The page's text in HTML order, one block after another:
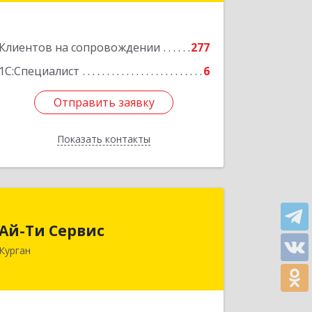
Клиентов на сопровождении
277
1С:Специалист
6
Отправить заявку
Показать контакты
Подробнее
Отправить заявку
Назад
Ти Сервис
Курган
640032, Курганская обл, г.о. Город
Курган, Курган г, Бажова ул, дом № 49,